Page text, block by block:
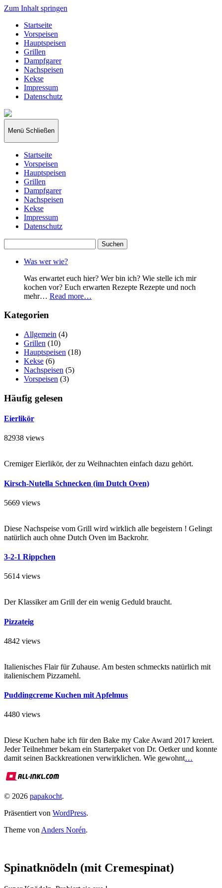
Zum Inhalt springen
Startseite
Vorspeisen
Hauptspeisen
Grillen
Dampfgarer
Nachspeisen
Kekse
Impressum
Datenschutz
papakocht
Menü Schließen
Startseite
Vorspeisen
Hauptspeisen
Grillen
Dampfgarer
Nachspeisen
Kekse
Impressum
Datenschutz
nach:
Was wer wie?
Was erwartet euch hier? Wer bin ich? Wie stelle ich mir
kochen vor? Euch erwarten Rezepte Rezepte und noch
mehr… Read more…
Kategorien
Allgemein (4)
Grillen (10)
Hauptspeisen (18)
Kekse (6)
Nachspeisen (5)
Vorspeisen (3)
Häufig gelesen
Eierlikör
82938 views
Cremiger Eierlikör, der zu Weihnachten einfach dazu gehört.
Kirsch-Nutella Schnecken (im Dutch Oven)
5669 views
Diese Nachspeise vom Grill wird wirklich alle begeistern ! Gelingt
natürlich auch ohne Dutch Oven im Backrohr.
3-2-1 Rippchen
5614 views
Der Klassiker am Grill der ein wenig Geduld braucht.
Pizzateig
4842 views
Italienisches Flair für Zuhause. Am besten schmeckts natürlich mit
italienischem Pizzamehl.
Puddingcreme Kuchen mit Apfelmus
4480 views
Diese Kuchen habe ich für den Bake my Cake Award 2017 kreiert.
Jeder Teilnehmer bekam ein Starterpaket von Dr. Oetker und konnte
damit seinen Backkreationen verwirklichen. Wie gewohnt…
© 2026 papakocht.
Präsentiert von WordPress.
Theme vonAnders Norén.
Spinatknödeln (mit Cremespinat)